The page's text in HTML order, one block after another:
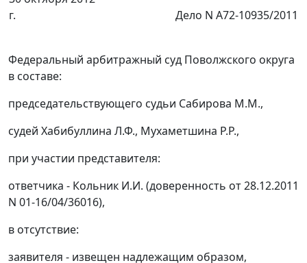
г.
Дело N А72-10935/2011
Федеральный арбитражный суд Поволжского округа
в составе:
председательствующего судьи Сабирова М.М.,
судей Хабибуллина Л.Ф., Мухаметшина Р.Р.,
при участии представителя:
ответчика - Кольник И.И. (доверенность от 28.12.2011
N 01-16/04/36016),
в отсутствие:
заявителя - извещен надлежащим образом,